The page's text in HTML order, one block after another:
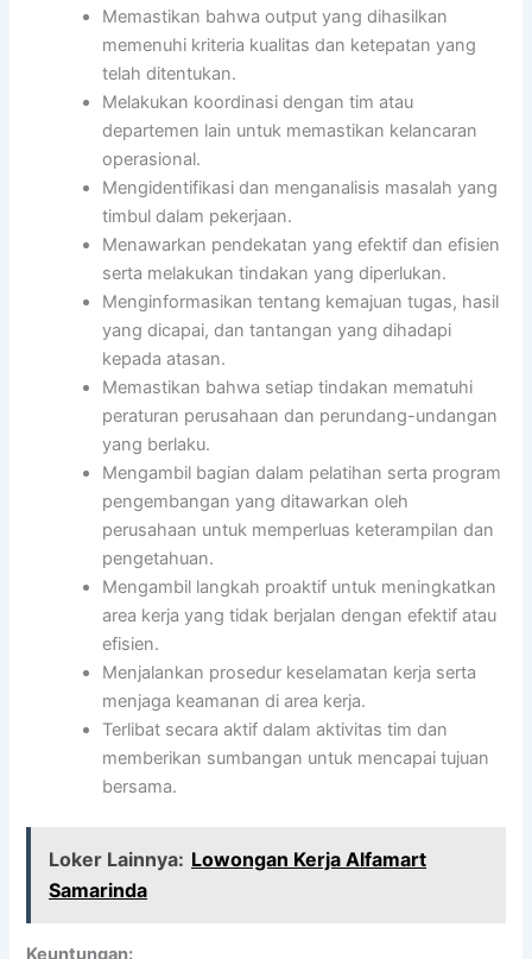
Memastikan bahwa output yang dihasilkan
memenuhi kriteria kualitas dan ketepatan yang
telah ditentukan.
Melakukan koordinasi dengan tim atau
departemen lain untuk memastikan kelancaran
operasional.
Mengidentifikasi dan menganalisis masalah yang
timbul dalam pekerjaan.
Menawarkan pendekatan yang efektif dan efisien
serta melakukan tindakan yang diperlukan.
Menginformasikan tentang kemajuan tugas, hasil
yang dicapai, dan tantangan yang dihadapi
kepada atasan.
Memastikan bahwa setiap tindakan mematuhi
peraturan perusahaan dan perundang-undangan
yang berlaku.
Mengambil bagian dalam pelatihan serta program
pengembangan yang ditawarkan oleh
perusahaan untuk memperluas keterampilan dan
pengetahuan.
Mengambil langkah proaktif untuk meningkatkan
area kerja yang tidak berjalan dengan efektif atau
efisien.
Menjalankan prosedur keselamatan kerja serta
menjaga keamanan di area kerja.
Terlibat secara aktif dalam aktivitas tim dan
memberikan sumbangan untuk mencapai tujuan
bersama.
Loker Lainnya: Lowongan Kerja Alfamart
Samarinda
Keuntungan: